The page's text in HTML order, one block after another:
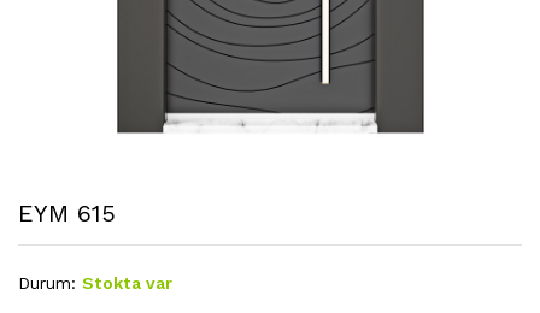
EYM 615
Durum: Stokta var